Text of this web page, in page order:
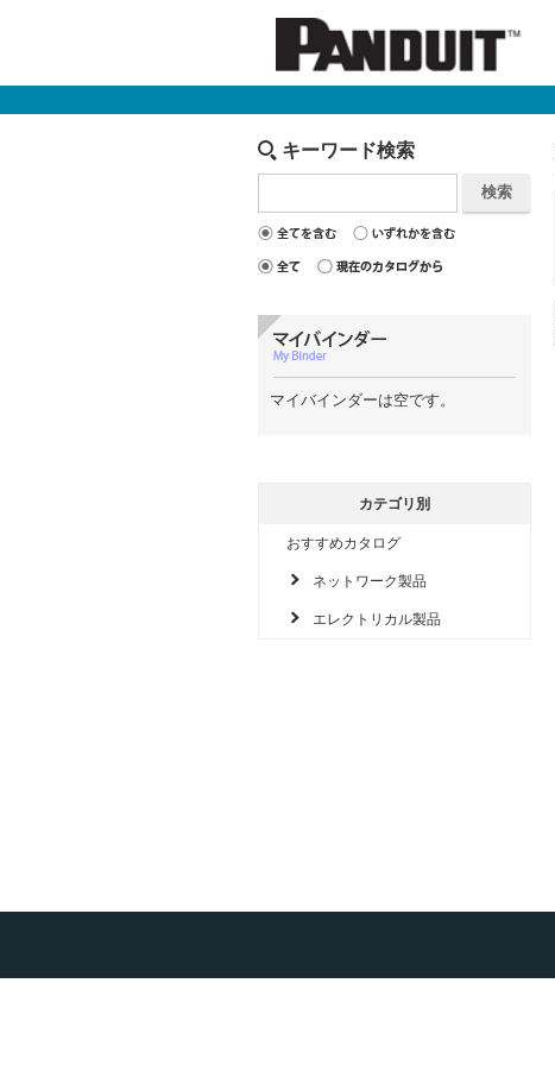
キーワード検索
検索
マイバインダーは空です。
カテゴリ別
おすすめカタログ
ネットワーク製品
エレクトリカル製品